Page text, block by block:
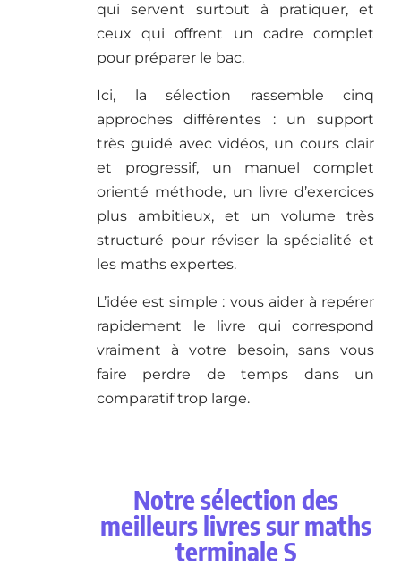
qui servent surtout à pratiquer, et
ceux qui offrent un cadre complet
pour préparer le bac.
Ici, la sélection rassemble cinq
approches différentes : un support
très guidé avec vidéos, un cours clair
et progressif, un manuel complet
orienté méthode, un livre d’exercices
plus ambitieux, et un volume très
structuré pour réviser la spécialité et
les maths expertes.
L’idée est simple : vous aider à repérer
rapidement le livre qui correspond
vraiment à votre besoin, sans vous
faire perdre de temps dans un
comparatif trop large.
Notre sélection des
meilleurs livres sur maths
terminale S